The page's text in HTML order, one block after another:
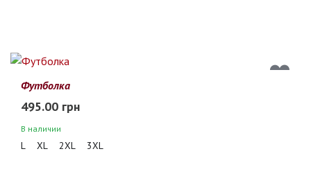
Футболка
495.00 грн
В наличии
L XL 2XL 3XL